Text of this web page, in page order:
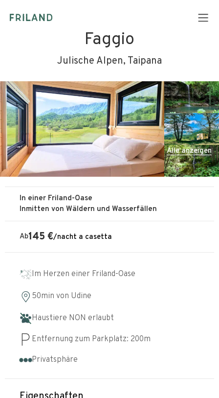
Faggio
Julische Alpen, Taipana
Alle anzeigen
In einer Friland-Oase
Inmitten von Wäldern und Wasserfällen
Ab145 €/nacht a casetta
Im Herzen einer Friland-Oase
50min von Udine
Haustiere NON erlaubt
Entfernung zum Parkplatz: 200m
Privatsphäre